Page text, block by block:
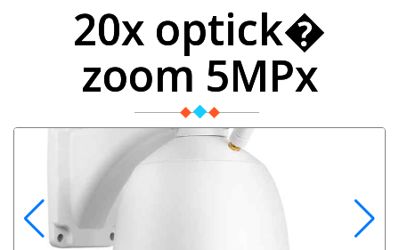
20x optick�
zoom 5MPx